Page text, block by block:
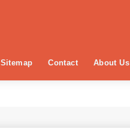
Sitemap Contact About Us